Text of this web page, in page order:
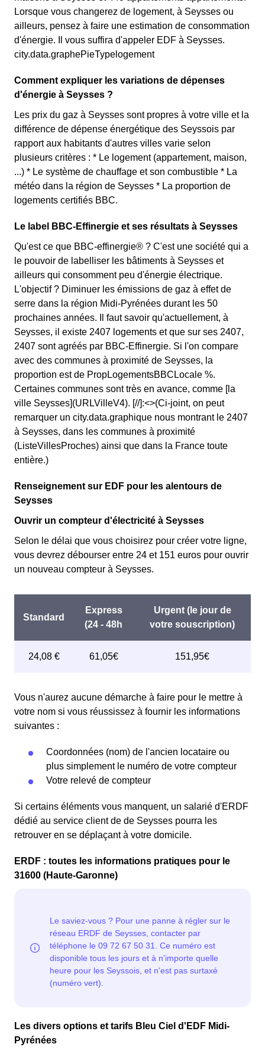
Lorsque vous changerez de logement, à Seysses ou
ailleurs, pensez à faire une estimation de consommation
d'énergie. Il vous suffira d'appeler EDF à Seysses.
city.data.graphePieTypelogement
Comment expliquer les variations de dépenses
d'énergie à Seysses ?
Les prix du gaz à Seysses sont propres à votre ville et la
différence de dépense énergétique des Seyssois par
rapport aux habitants d'autres villes varie selon
plusieurs critères : * Le logement (appartement, maison,
...) * Le système de chauffage et son combustible * La
météo dans la région de Seysses * La proportion de
logements certifiés BBC.
Le label BBC-Effinergie et ses résultats à Seysses
Qu'est ce que BBC-effinergie® ? C'est une société qui a
le pouvoir de labelliser les bâtiments à Seysses et
ailleurs qui consomment peu d'énergie électrique.
L'objectif ? Diminuer les émissions de gaz à effet de
serre dans la région Midi-Pyrénées durant les 50
prochaines années. Il faut savoir qu'actuellement, à
Seysses, il existe 2407 logements et que sur ses 2407,
2407 sont agréés par BBC-Effinergie. Si l'on compare
avec des communes à proximité de Seysses, la
proportion est de PropLogementsBBCLocale %.
Certaines communes sont très en avance, comme [la
ville Seysses](URLVilleV4). [//]:<>(Ci-joint, on peut
remarquer un city.data.graphique nous montrant le 2407
à Seysses, dans les communes à proximité
(ListeVillesProches) ainsi que dans la France toute
entière.)
Renseignement sur EDF pour les alentours de
Seysses
Ouvrir un compteur d'électricité à Seysses
Selon le délai que vous choisirez pour créer votre ligne,
vous devrez débourser entre 24 et 151 euros pour ouvrir
un nouveau compteur à Seysses.
Vous n'aurez aucune démarche à faire pour le mettre à
votre nom si vous réussissez à fournir les informations
suivantes :
Coordonnées (nom) de l'ancien locataire ou
plus simplement le numéro de votre compteur
Votre relevé de compteur
Si certains éléments vous manquent, un salarié d'ERDF
dédié au service client de de Seysses pourra les
retrouver en se déplaçant à votre domicile.
ERDF : toutes les informations pratiques pour le
31600 (Haute-Garonne)
Les divers options et tarifs Bleu Ciel d'EDF Midi-
Pyrénées